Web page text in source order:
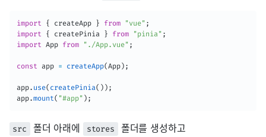
import { createApp } from "vue" ;
import
{ createPinia } from "pinia" ;
import App from "./App.vue" ;
const app = createApp(App ) ;
app. use( createPinia( ) ) ;
app.mount( "#app" ) ;
src 폴더 아래에 stores 폴더를 생성하고